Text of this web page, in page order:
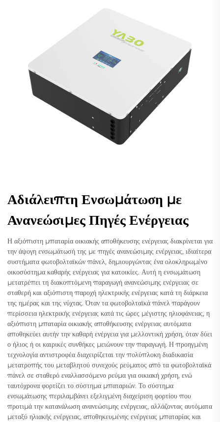
Αδιάλειπτη Ενσωμάτωση με
Ανανεώσιμες Πηγές Ενέργειας
Η αξιόπιστη μπαταρία οικιακής αποθήκευσης ενέργειας διακρίνεται για
την άψογη ενσωμάτωσή της με πηγές ανανεώσιμης ενέργειας, ιδιαίτερα
συστήματα φωτοβολταϊκών πάνελ, δημιουργώντας ένα ολοκληρωμένο
οικοσύστημα καθαρής ενέργειας για κατοικίες. Αυτή η ενσωμάτωση
μετατρέπει τη διακοπτόμενη παραγωγή ανανεώσιμης ενέργειας σε
σταθερή και αξιόπιστη παροχή ηλεκτρικής ενέργειας κατά τη διάρκεια
της ημέρας και της νύχτας. Όταν τα φωτοβολταϊκά πάνελ παράγουν
περίσσεια ηλεκτρικής ενέργειας κατά τις ώρες μέγιστης ηλιοφάνειας, η
αξιόπιστη μπαταρία οικιακής αποθήκευσης ενέργειας αυτόματα
αποθηκεύει αυτήν την καθαρή ενέργεια για μελλοντική χρήση, όταν δύει
ο ήλιος ή οι καιρικές συνθήκες μειώνουν την παραγωγή. Η προηγμένη
τεχνολογία αντιστροφέα διαχειρίζεται την πολύπλοκη διαδικασία
μετατροπής του μεταβλητού συνεχούς ρεύματος από τα φωτοβολταϊκά
πάνελ σε σταθερό εναλλασσόμενο ρεύμα για οικιακή χρήση, ενώ
ταυτόχρονα φορτίζει το σύστημα μπαταριών. Το σύστημα
ενσωμάτωσης περιλαμβάνει εξελιγμένη διαχείριση φορτίου που
προτιμά την κατανάλωση ανανεώσιμης ενέργειας, αλλάζοντας αυτόματα
μεταξύ ηλιακής ενέργειας, αποθηκευμένης ενέργειας μπαταρίας και